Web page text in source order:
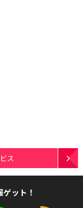
ス
ット！